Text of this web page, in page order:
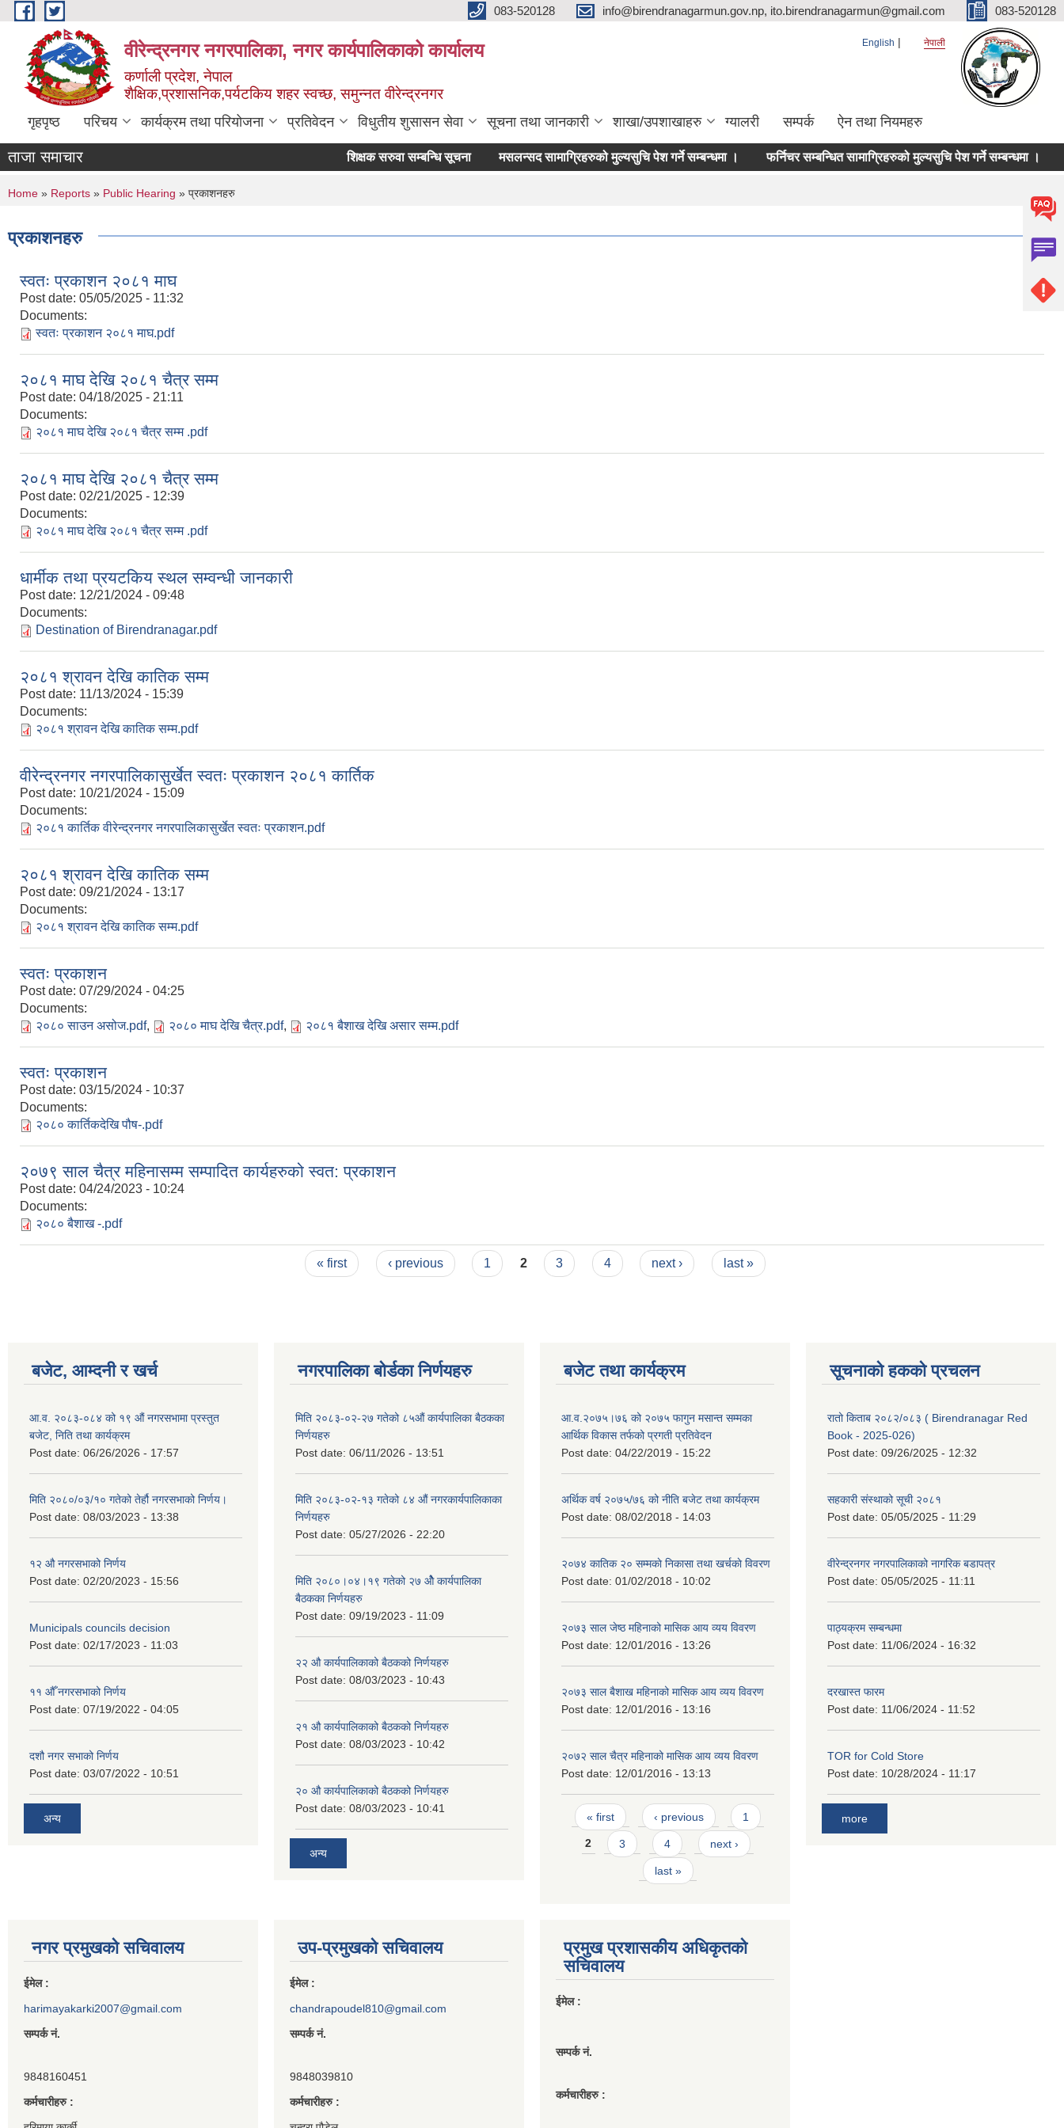
Skip to main content 083-520128 info@birendranagarmun.gov.np, ito.birendranagarmun@gmail.com 083-520128
वीरेन्द्रनगर नगरपालिका, नगर कार्यपालिकाको कार्यालय
कर्णाली प्रदेश, नेपाल
शैक्षिक,प्रशासनिक,पर्यटकिय शहर स्वच्छ, समुन्नत वीरेन्द्रनगर
English नेपाली
गृहपृष्ठ परिचय कार्यक्रम तथा परियोजना प्रतिवेदन विधुतीय शुसासन सेवा सूचना तथा जानकारी शाखा/उपशाखाहरु ग्यालरी सम्पर्क ऐन तथा नियमहरु
ताजा समाचार शिक्षक सरुवा सम्बन्धि सूचना मसलन्सद सामाग्रिहरुको मुल्यसुचि पेश गर्ने सम्बन्धमा । फर्निचर सम्बन्धित सामाग्रिहरुको मुल्यसुचि पेश गर्ने सम्बन्धमा ।
You are here
Home » Reports » Public Hearing » प्रकाशनहरु
प्रकाशनहरु
स्वतः प्रकाशन २०८१ माघ
Post date: 05/05/2025 - 11:32
Documents:
स्वतः प्रकाशन २०८१ माघ.pdf
२०८१ माघ देखि २०८१ चैत्र सम्म
Post date: 04/18/2025 - 21:11
Documents:
२०८१ माघ देखि २०८१ चैत्र सम्म .pdf
२०८१ माघ देखि २०८१ चैत्र सम्म
Post date: 02/21/2025 - 12:39
Documents:
२०८१ माघ देखि २०८१ चैत्र सम्म .pdf
धार्मीक तथा प्रयटकिय स्थल सम्वन्धी जानकारी
Post date: 12/21/2024 - 09:48
Documents:
Destination of Birendranagar.pdf
२०८१ श्रावन देखि कातिक सम्म
Post date: 11/13/2024 - 15:39
Documents:
२०८१ श्रावन देखि कातिक सम्म.pdf
वीरेन्द्रनगर नगरपालिकासुर्खेत स्वतः प्रकाशन २०८१ कार्तिक
Post date: 10/21/2024 - 15:09
Documents:
२०८१ कार्तिक वीरेन्द्रनगर नगरपालिकासुर्खेत स्वतः प्रकाशन.pdf
२०८१ श्रावन देखि कातिक सम्म
Post date: 09/21/2024 - 13:17
Documents:
२०८१ श्रावन देखि कातिक सम्म.pdf
स्वतः प्रकाशन
Post date: 07/29/2024 - 04:25
Documents:
२०८० साउन असोज.pdf, २०८० माघ देखि चैत्र.pdf, २०८१ बैशाख देखि असार सम्म.pdf
स्वतः प्रकाशन
Post date: 03/15/2024 - 10:37
Documents:
२०८० कार्तिकदेखि पौष-.pdf
२०७९ साल चैत्र महिनासम्म सम्पादित कार्यहरुको स्वत: प्रकाशन
Post date: 04/24/2023 - 10:24
Documents:
२०८० बैशाख -.pdf
« first ‹ previous 1 2 3 4 next › last »
बजेट, आम्दनी र खर्च
आ.व. २०८३-०८४ को १९ औं नगरसभामा प्रस्तुत
बजेट, निति तथा कार्यक्रम
Post date: 06/26/2026 - 17:57
मिति २०८०/०३/१० गतेको तेर्हौ नगरसभाको निर्णय।
Post date: 08/03/2023 - 13:38
१२ औ नगरसभाको निर्णय
Post date: 02/20/2023 - 15:56
Municipals councils decision
Post date: 02/17/2023 - 11:03
११ ‌औँ नगरसभाको निर्णय
Post date: 07/19/2022 - 04:05
दशौ नगर सभाको निर्णय
Post date: 03/07/2022 - 10:51
अन्य
नगरपालिका बोर्डका निर्णयहरु
मिति २०८३-०२-२७ गतेको ८५औं कार्यपालिका बैठकका
निर्णयहरु
Post date: 06/11/2026 - 13:51
मिति २०८३-०२-१३ गतेको ८४ औं नगरकार्यपालिकाका
निर्णयहरु
Post date: 05/27/2026 - 22:20
मिति २०८०।०४।१९ गतेको २७ ‌‍‌ओेै कार्यपालिका
बैठकका निर्णयहरु
Post date: 09/19/2023 - 11:09
२‍२ औ कार्यपालिकाको बैठकको निर्णयहरु
Post date: 08/03/2023 - 10:43
२‍१ औ कार्यपालिकाको बैठकको निर्णयहरु
Post date: 08/03/2023 - 10:42
२‍० औ कार्यपालिकाको बैठकको निर्णयहरु
Post date: 08/03/2023 - 10:41
अन्य
बजेट तथा कार्यक्रम
आ.व.२०७५।७६ को २०७५ फागुन मसान्त सम्मका
आर्थिक विकास तर्फको प्रगती प्रतिवेदन
Post date: 04/22/2019 - 15:22
अर्थिक वर्ष २०७५/७६ को नीति बजेट तथा कार्यक्रम
Post date: 08/02/2018 - 14:03
२०७४ कातिक २० सम्मकाे निकासा तथा खर्चकाे विवरण
Post date: 01/02/2018 - 10:02
२०७३ साल जेष्ठ महिनाको मासिक आय व्यय विवरण
Post date: 12/01/2016 - 13:26
२०७३ साल बैशाख महिनाको मासिक आय व्यय विवरण
Post date: 12/01/2016 - 13:16
२०७२ साल चैत्र महिनाको मासिक आय व्यय विवरण
Post date: 12/01/2016 - 13:13
Pages
« first ‹ previous 1
2 3 4 next ›
last »
सूचनाको हकको प्रचलन
रातो किताब २०८२/०८३ ( Birendranagar Red
Book - 2025-026)
Post date: 09/26/2025 - 12:32
सहकारी संस्थाको सूची २०८१
Post date: 05/05/2025 - 11:29
वीरेन्द्रनगर नगरपालिकाको नागरिक बडापत्र
Post date: 05/05/2025 - 11:11
पाठ्यक्रम सम्बन्धमा
Post date: 11/06/2024 - 16:32
दरखास्त फारम
Post date: 11/06/2024 - 11:52
TOR for Cold Store
Post date: 10/28/2024 - 11:17
more
नगर प्रमुखको सचिवालय
ईमेल :
harimayakarki2007@gmail.com
सम्पर्क नं.
9848160451
कर्मचारीहरु :
उप-प्रमुखको सचिवालय
ईमेल :
chandrapoudel810@gmail.com
सम्पर्क नं.
9848039810
कर्मचारीहरु :
प्रमुख प्रशासकीय अधिकृतको
सचिवालय
ईमेल :
सम्पर्क नं.
कर्मचारीहरु :